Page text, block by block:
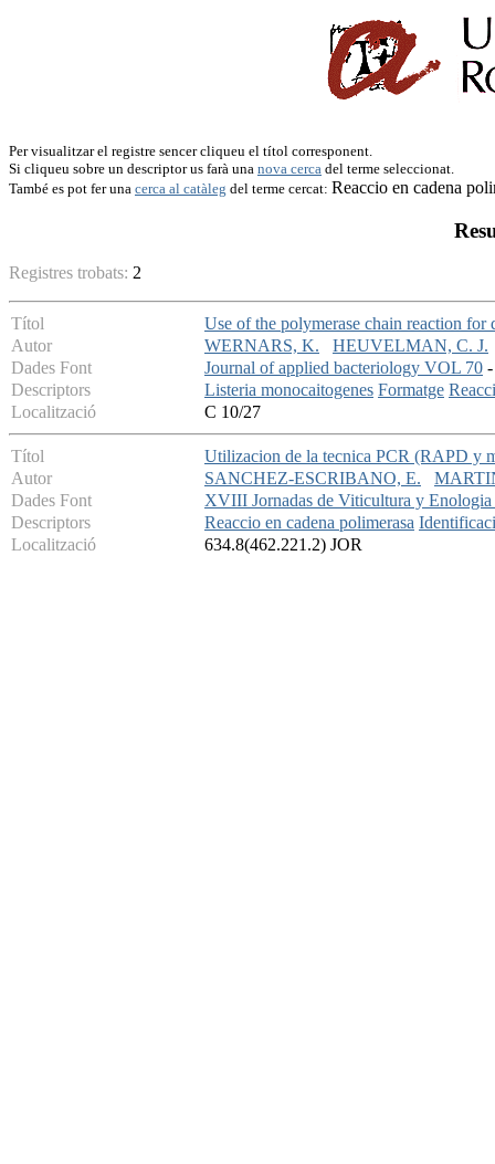
Per visualitzar el registre sencer cliqueu el títol corresponent.
Si cliqueu sobre un descriptor us farà una nova cerca del terme seleccionat.
També es pot fer una cerca al catàleg del terme cercat: Reaccio en cadena
Registres trobats: 2
Títol
Use of the polymerase chain reaction for
Autor
WERNARS, K.
HEUVELMAN, C. J.
Dades Font
Journal of applied bacteriology VOL 70
Descriptors
Listeria monocaitogenes Formatge
Localització
C 10/27
Títol
Utilizacion de la tecnica PCR (RAPD y
Autor
SANCHEZ-ESCRIBANO, E.
Dades Font
XVIII Jornadas de Viticultura y Enologia
Descriptors
Reaccio en cadena polimerasa
Localització
634.8(462.221.2) JOR